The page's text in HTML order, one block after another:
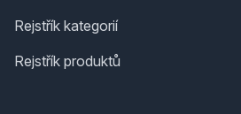
Rejstřík kategorií
Rejstřík produktů